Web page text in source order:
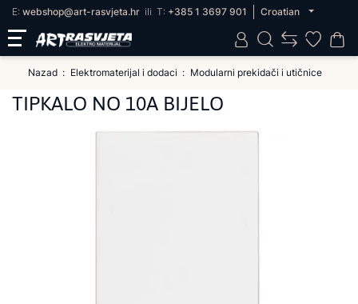
E: webshop@art-rasvjeta.hr ili T: +385 1 3697 901 Croatian
Nazad Elektromaterijal i dodaci Modularni prekidači i utičnice
TIPKALO NO 10A BIJELO